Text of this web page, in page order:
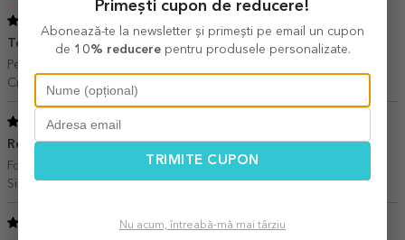
Tocator de sticla personalizat 16 Iulie 2023
Perfect! Exact cum imi doream!
Cristina,
București
5/ 5
Recomand 05 Aprilie 2023
Foarte frumos, nu ma asteptam
Simona P,Constanta
Primești cupon de reducere!
Abonează-te la newsletter și primești pe email un cupon
de 10% reducerepentru produsele personalizate.
TRIMITE CUPON
Nu acum, întreabă-mă mai târziu